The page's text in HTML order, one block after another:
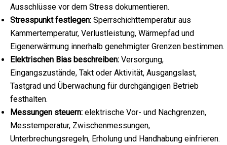
Ausschlüsse vor dem Stress dokumentieren.
Stresspunkt festlegen: Sperrschichttemperatur aus
Kammertemperatur, Verlustleistung, Wärmepfad und
Eigenerwärmung innerhalb genehmigter Grenzen bestimmen.
Elektrischen Bias beschreiben: Versorgung,
Eingangszustände, Takt oder Aktivität, Ausgangslast,
Tastgrad und Überwachung für durchgängigen Betrieb
festhalten.
Messungen steuern: elektrische Vor- und Nachgrenzen,
Messtemperatur, Zwischenmessungen,
Unterbrechungsregeln, Erholung und Handhabung einfrieren.